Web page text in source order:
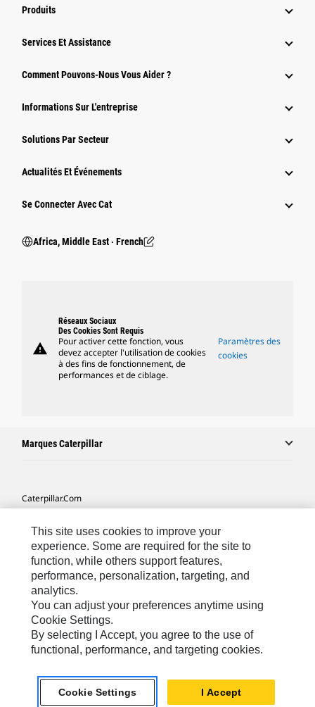
Produits
Services Et Assistance
Comment Pouvons-Nous Vous Aider ?
Informations Sur L'entreprise
Solutions Par Secteur
Actualités Et Événements
Se Connecter Avec Cat
Africa, Middle East ‧ French
warning
Réseaux Sociaux
Des Cookies Sont Requis
Pour activer cette fonction, vous
devez accepter l'utilisation de cookies
à des fins de fonctionnement, de
performances et de ciblage.
Paramètres des
cookies
Marques Caterpillar
Caterpillar.com
Mes Préférences Marketing
Plan Du Site
Cookie Settings
Mentions Légales
Confidentialité
Africa, Middle East-French© 2026 Caterpillar. Tous droits réservés
This site uses cookies to improve your
experience. Some are required for the site to
function, while others support features,
performance, personalization, targeting, and
analytics.
You can adjust your preferences anytime using
Cookie Settings.
By selecting I Accept, you agree to the use of
functional, performance, and targeting cookies.
Cookie Settings I Accept